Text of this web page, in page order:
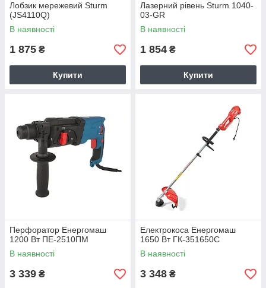
Лобзик мережевий Sturm
(JS4110Q)
В наявності
1 875 ₴
Купити
Лазерний рівень Sturm 1040-
03-GR
В наявності
1 854 ₴
Купити
Перфоратор Енергомаш
1200 Вт ПЕ-2510ПМ
В наявності
3 339 ₴
Електрокоса Енергомаш
1650 Вт ГК-351650С
В наявності
3 348 ₴